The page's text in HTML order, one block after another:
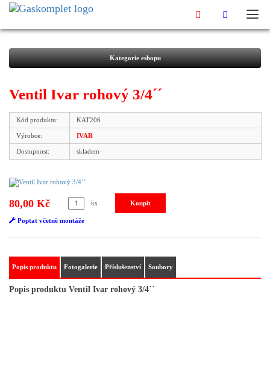
Kategorie eshopu
Ventil Ivar rohový 3/4´´
Kód produktu: KAT206
Výrobce: IVAR
Dostupnost: skladem
80,00 Kč ks
Poptat včetně montáže
Popis produktu Fotogalerie Příslušenství Soubory
Popis produktu Ventil Ivar rohový 3/4´´